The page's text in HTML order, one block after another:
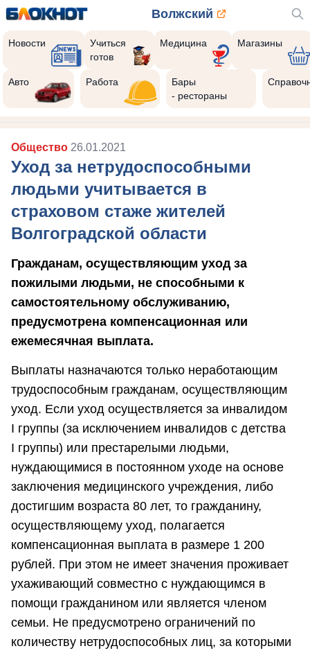
Волжский
Новости
Учиться
готов
Медицина Магазины
Авто Работа
Бары
- рестораны
Общество 26.01.2021
Уход за нетрудоспособными
людьми учитывается в
страховом стаже жителей
Волгоградской области
Гражданам, осуществляющим уход за
пожилыми людьми, не способными к
самостоятельному обслуживанию,
предусмотрена компенсационная или
ежемесячная выплата.
Выплаты назначаются только неработающим
трудоспособным гражданам, осуществляющим
уход. Если уход осуществляется за инвалидом
I группы (за исключением инвалидов с детства
I группы) или престарелыми людьми,
нуждающимися в постоянном уходе на основе
заключения медицинского учреждения, либо
достигшим возраста 80 лет, то гражданину,
осуществляющему уход, полагается
компенсационная выплата в размере 1 200
рублей. При этом не имеет значения проживает
ухаживающий совместно с нуждающимся в
помощи гражданином или является членом
семьи. Не предусмотрено ограничений по
количеству нетрудоспособных лиц, за которыми